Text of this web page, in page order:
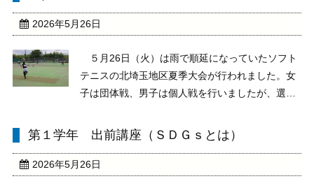
2026年5月26日
５月26日（火）は雨で順延になっていたソフト
テニスの北埼玉地区夏季大会が行われました。女
子は団体戦、男子は個人戦を行いましたが、選手
男子個人戦では、３年北島、鎌田ペアが見事優勝
る活躍を期待し ...
第１学年 出前講座（ＳＤＧｓとは）
2026年5月26日